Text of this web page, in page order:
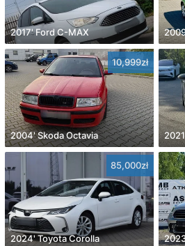
2017' Ford C-MAX
10,999zł
2004' Skoda Octavia
85,000zł
2024' Toyota Corolla